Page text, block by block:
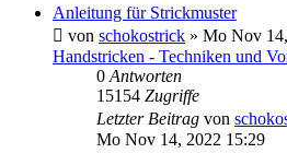
Anleitung für Strickmuster
von schokostrick » Mo Nov
Handstricken - Techniken und
0 Antworten
15154 Zugriffe
Letzter Beitrag von
Mo Nov 14, 2022 15:29